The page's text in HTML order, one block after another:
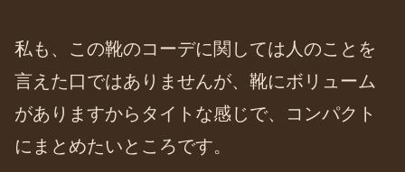
私も、この靴のコーデに関しては人のことを
言えた口ではありませんが、靴にボリューム
がありますからタイトな感じで、コンパクト
にまとめたいところです。